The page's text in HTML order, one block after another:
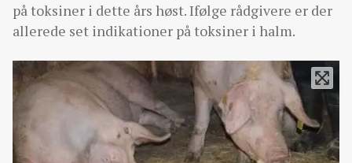
på toksiner i dette års høst. Ifølge rådgivere er der
allerede set indikationer på toksiner i halm.